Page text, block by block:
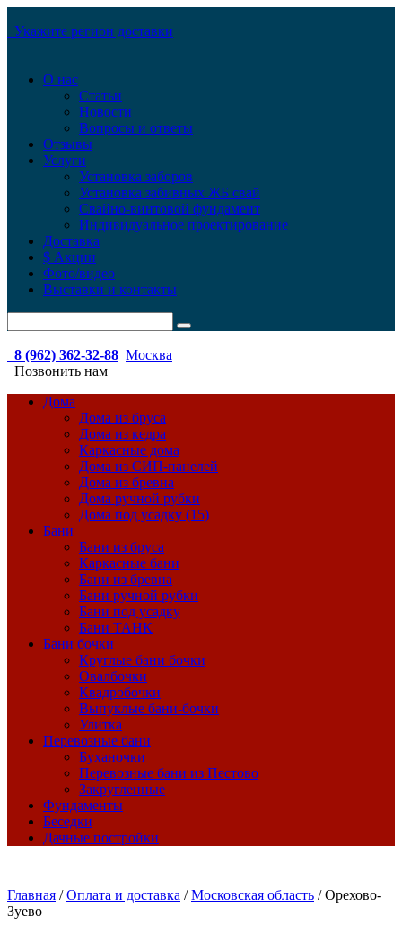
Укажите регион доставки
О нас
Статьи
Новости
Вопросы и ответы
Отзывы
Услуги
Установка заборов
Установка забивных ЖБ свай
Свайно-винтовой фундамент
Индивидуальное проектирование
Доставка
$ Акции
Фото/видео
Выставки и контакты
8 (962) 362-32-88 Москва
Позвонить нам
Дома
Дома из бруса
Дома из кедра
Каркасные дома
Дома из СИП-панелей
Дома из бревна
Дома ручной рубки
Дома под усадку (15)
Бани
Бани из бруса
Каркасные бани
Бани из бревна
Бани ручной рубки
Бани под усадку
Бани ТАНК
Бани бочки
Круглые бани бочки
Овалбочки
Квадробочки
Выпуклые бани-бочки
Улитка
Перевозные бани
Буханочки
Перевозные бани из Пестово
Закругленные
Фундаменты
Беседки
Дачные постройки
Главная /Оплата и доставка /Московская область /Орехово-
Зуево